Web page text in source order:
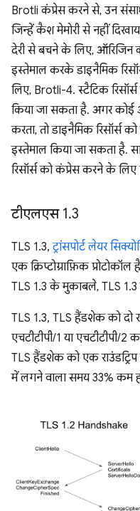
Brotli कंप्रेस करने से, उन
जिन्हें कैश मेमोरी से नहीं
देरी से बचने के लिए, ऑरिजिन
इस्तेमाल करके डाइनैमिक
लिए, Brotli-4. स्टैटिक
किया जा सकता है. अगर कोई
करता, तो डाइनैमिक रिसॉर्स
इस्तेमाल किया जा सकता है.
रिसॉर्स को कंप्रेस करने के
टीएलएस 1.3
TLS 1.3,ट्रांसपोर्ट लेयर
एक क्रिप्टोग्राफ़िक प्रोटोकॉल
TLS 1.3 के मुकाबले, TLS 1.3
TLS 1.3, TLS हैंडशेक को दो
एचटीटीपी/1 या
TLS हैंडशेक को एक
में लगने वाला समय 33% कम